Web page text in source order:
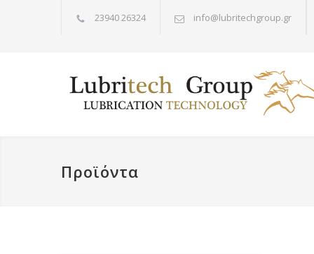
23940 26324 info@lubritechgroup.gr
Προϊόντα